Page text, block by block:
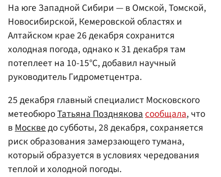
На юге Западной Сибири — в Омской, Томской,
Новосибирской, Кемеровской областях и
Алтайском крае 26 декабря сохранится
холодная погода, однако к 31 декабря там
потеплеет на 10-15°C, добавил научный
руководитель Гидрометцентра.
25 декабря главный специалист Московского
метеобюроТатьяна Поздняковасообщала, что
вМоскведо субботы, 28 декабря, сохраняется
риск образования замерзающего тумана,
который образуется в условиях чередования
теплой и холодной погоды.